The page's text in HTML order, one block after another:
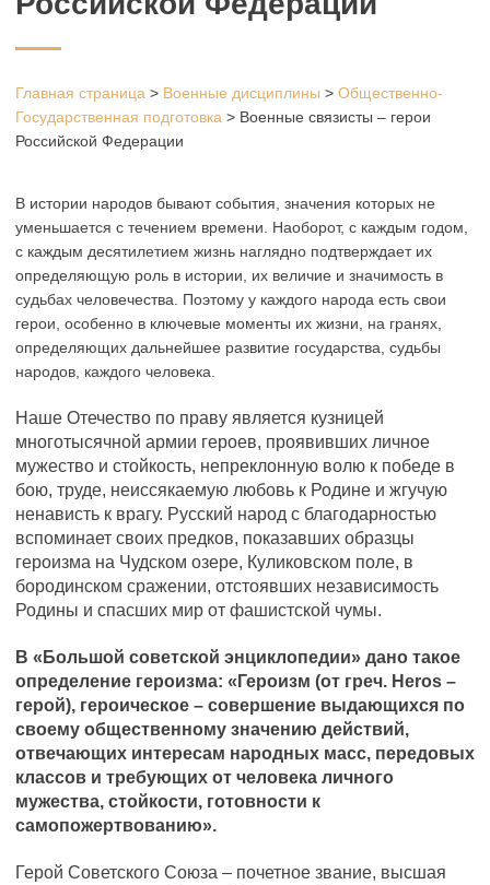
Главная страница > Военные дисциплины > Общественно-
Государственная подготовка > Военные связисты – герои
Российской Федерации
В истории народов бывают события, значения которых не
уменьшается с течением времени. Наоборот, с каждым годом,
с каждым десятилетием жизнь наглядно подтверждает их
определяющую роль в истории, их величие и значимость в
судьбах человечества. Поэтому у каждого народа есть свои
герои, особенно в ключевые моменты их жизни, на гранях,
определяющих дальнейшее развитие государства, судьбы
народов, каждого человека.
Наше Отечество по праву является кузницей
многотысячной армии героев, проявивших личное
мужество и стойкость, непреклонную волю к победе в
бою, труде, неиссякаемую любовь к Родине и жгучую
ненависть к врагу. Русский народ с благодарностью
вспоминает своих предков, показавших образцы
героизма на Чудском озере, Куликовском поле, в
бородинском сражении, отстоявших независимость
Родины и спасших мир от фашистской чумы.
В «Большой советской энциклопедии» дано такое
определение героизма: «Героизм (от греч. Heros –
герой), героическое – совершение выдающихся по
своему общественному значению действий,
отвечающих интересам народных масс, передовых
классов и требующих от человека личного
мужества, стойкости, готовности к
самопожертвованию».
Герой Советского Союза – почетное звание, высшая